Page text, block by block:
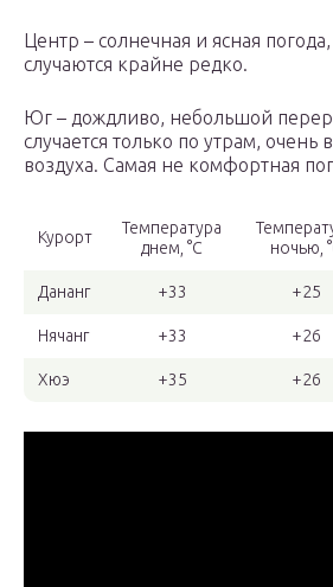
Центр – солнечная и ясная
случаются крайне редко.
Юг – дождливо, небольшой
случается только по утрам, очень
воздуха. Самая не комфортная
Курорт
Температура
днем, °С
ночью,
Дананг +33 +25
Нячанг +33 +26
Хюэ +35 +26